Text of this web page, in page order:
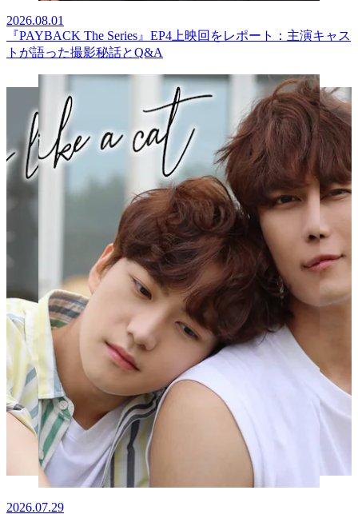
2026.08.01
『PAYBACK The Series』EP4上映回をレポート：主演キャス
トが語った撮影秘話とQ&A
2026.07.29